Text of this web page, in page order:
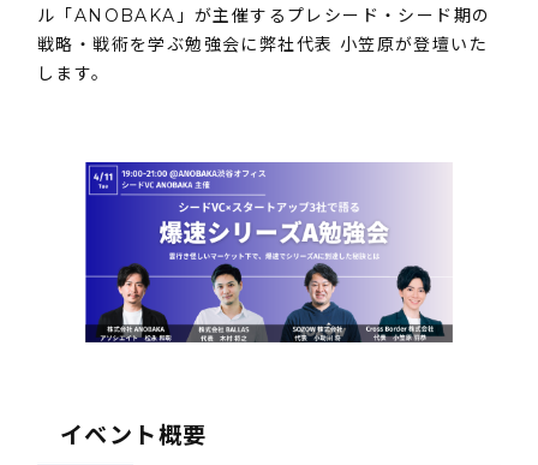
ル「ANOBAKA」が主催するプレシード・シード期の
戦略・戦術を学ぶ勉強会に弊社代表 小笠原が登壇いた
します。
イベント概要